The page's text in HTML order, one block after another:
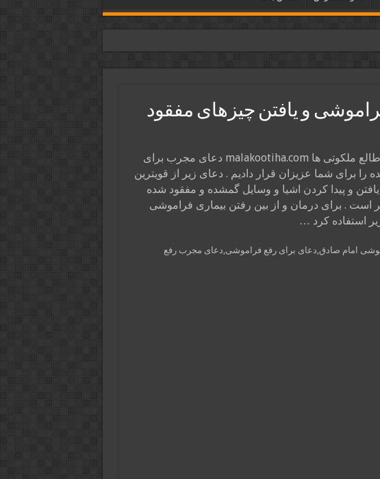
و یافتن چیزهای مفقود
در این پست از سایت ذکر و دعا و فال و طالع ملکوتی ها malakootiha.com دعای مجرب برای
برای شما عزیزان قرار دادیم . دعای زیر از قویترین
و پیدا کردن اشیا و وسایل گمشده و مفقود شده
است . برای درمان و از بین رفتن بیماری فراموشی
استفاده کرد …
امام صادق,دعای برای رفع فراموشی,دعای مجرب رفع